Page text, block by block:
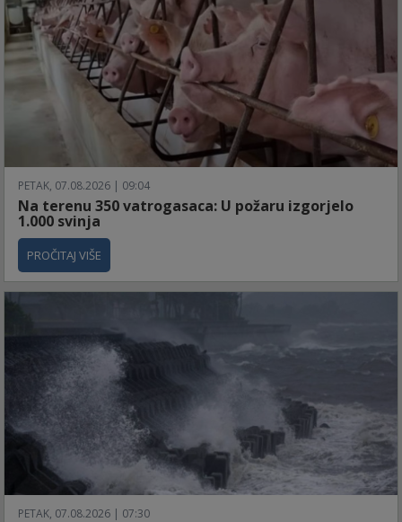
PETAK, 07.08.2026 | 09:04
Na terenu 350 vatrogasaca: U požaru izgorjelo
1.000 svinja
PROČITAJ VIŠE
PETAK, 07.08.2026 | 07:30